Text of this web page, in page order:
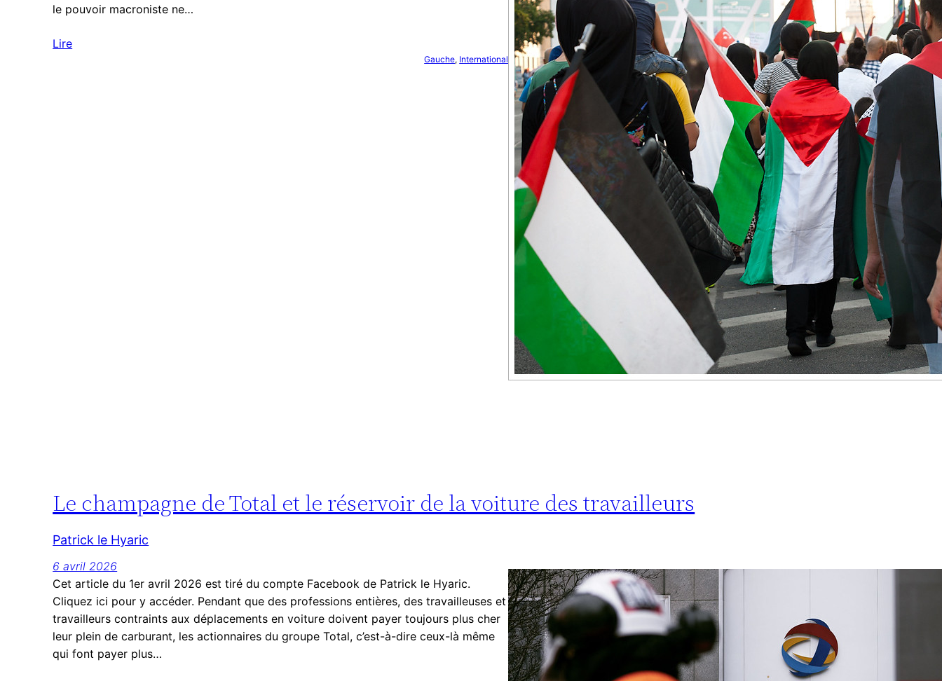
le pouvoir macroniste ne…
Lire
Gauche, International
Le champagne de Total et le réservoir de la voiture des travailleurs
Patrick le Hyaric
6 avril 2026
Cet article du 1er avril 2026 est tiré du compte Facebook de Patrick le Hyaric.
Cliquez ici pour y accéder. Pendant que des professions entières, des travailleuses et
travailleurs contraints aux déplacements en voiture doivent payer toujours plus cher
leur plein de carburant, les actionnaires du groupe Total, c’est-à-dire ceux-là même
qui font payer plus…